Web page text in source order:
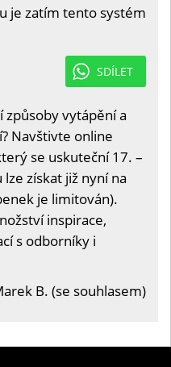
je zatím tento systém
SDÍLET
vytápění a
Navštivte online
se uskuteční 17. –
získat již nyní na
je limitován).
inspirace,
s odborníky i
B. (se souhlasem)